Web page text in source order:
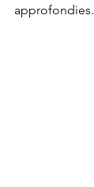
approfondies.